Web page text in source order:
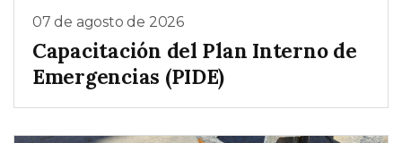
07 de agosto de 2026
Capacitación del Plan Interno de
Emergencias (PIDE)